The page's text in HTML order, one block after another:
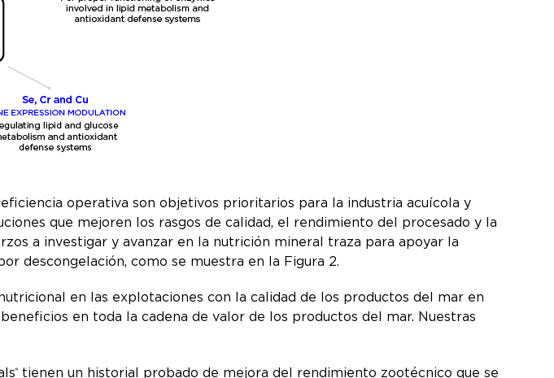
operativa son objetivos prioritarios para la industria acuícola y
que mejoren los rasgos de calidad, el rendimiento del procesado y la
a investigar y avanzar en la nutrición mineral traza para apoyar la
descongelación, como se muestra en la Figura 2.
en las explotaciones con la calidad de los productos del mar en
en toda la cadena de valor de los productos del mar. Nuestras
® tienen un historial probado de mejora del rendimiento zootécnico que se